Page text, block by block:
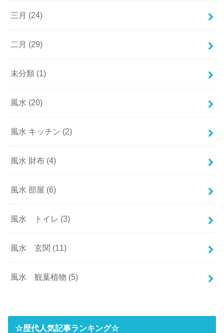
三月 (24)
二月 (29)
未分類 (1)
風水 (20)
風水 キッチン (2)
風水 財布 (4)
風水 部屋 (6)
風水 トイレ (3)
風水 玄関 (11)
風水 観葉植物 (5)
☆歴代人気記事ランキング☆